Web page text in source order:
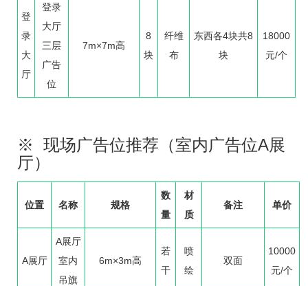
登
录
大
厅
登录
大厅
三层
广告
位
7m×7m高
8
块
纤维
布
东西各4块共8
块
18000
元/个
※ 现场广告位推荐（室内广告位A展
厅）
位置 名称 规格
数
量
材
质
备注 单价
A展厅
A展厅
室内
吊旗
6m×3m高
若
干
喷
绘
双面
10000
元/个